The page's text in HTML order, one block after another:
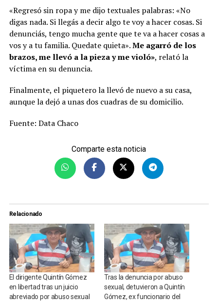
«Regresó sin ropa y me dijo textuales palabras: «No
digas nada. Si llegás a decir algo te voy a hacer cosas. Si
denunciás, tengo mucha gente que te va a hacer cosas a
vos y a tu familia. Quedate quieta».Me agarró de los
brazos, me llevó a la pieza y me violó», relató la
víctima en su denuncia.
Finalmente, el piquetero la llevó de nuevo a su casa,
aunque la dejó a unas dos cuadras de su domicilio.
Fuente: Data Chaco
Comparte esta noticia
Relacionado
El dirigente Quintín Gómez
en libertad tras un juicio
abreviado por abuso sexual
Tras la denuncia por abuso
sexual, detuvieron a Quintín
Gómez, ex funcionario del